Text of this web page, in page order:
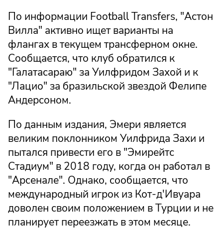
По информации Football Transfers, "Астон
Вилла" активно ищет варианты на
флангах в текущем трансферном окне.
Сообщается, что клуб обратился к
"Галатасараю" за Уилфридом Захой и к
"Лацио" за бразильской звездой Фелипе
Андерсоном.
По данным издания, Эмери является
великим поклонником Уилфрида Захи и
пытался привести его в "Эмирейтс
Стадиум" в 2018 году, когда он работал в
"Арсенале". Однако, сообщается, что
международный игрок из Кот-д'Ивуара
доволен своим положением в Турции и не
планирует переезжать в этом месяце.